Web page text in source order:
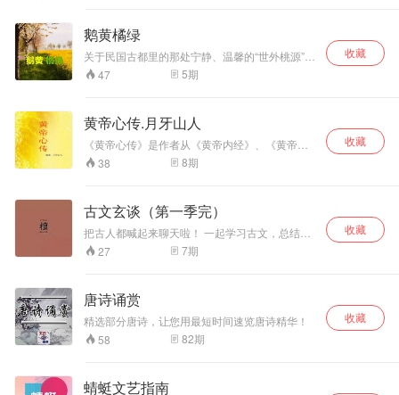
鹅黄橘绿
关于民国古都里的那处宁静、温馨的“世外桃源”，
关于徐志摩与林徽因的《偶然》和《仍然》，关
于新月派盟主的爱情日记、书信、诗和感怀、记
字，你读过几篇？ 那文字中的意境悠远、神思飘
逸，你感受到了几分？ 看一回凝静的桥影， 数一
数螺钿的波纹； 我倚暖了石阑的青苔， 青苔凉透
了我的心坎...... 还有几句更笨重的怎能仿佛那游
丝似轻妙的情景： 难忘七月的黄昏，远树凝寂，
捉；...... ——摘自徐志摩《我所知道的康桥》
47 5期
收藏
黄帝心传.月牙山人
《黄帝心传》是作者从《黄帝内经》、《黄帝外
径》、《黄帝四经》、《黄帝阴符经》、《黄帝
铭》等黄帝典籍中抽取整理的大道精华，是《道
文化核心集成，成为中华文化的重要组成部分。
古云：“赤子之心，至诚之道；知行合一，彼岸之
桥。” 是故先王曰：“惟精惟一，允执厥中”，其妙
在于谨慎察微之道，其本在于专一不二。是故轩
辕黄帝立四面，惟传一心。
38 8期
收藏
古文玄谈（第一季完）
把古人都喊起来聊天啦！ 一起学习古文，总结分
享。27 7期
收藏
唐诗诵赏
精选部分唐诗，让您用最短时间速览唐诗精华！
58
82期
收藏
蜻蜓文艺指南